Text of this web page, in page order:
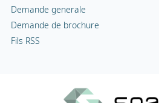
Demande generale
Demande de brochure
Fils RSS